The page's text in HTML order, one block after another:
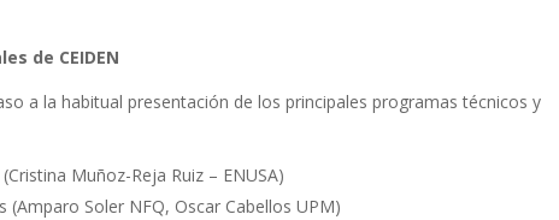
de CEIDEN
a la habitual presentación de los principales programas técnicos y
Muñoz-Reja Ruiz – ENUSA)
(Amparo Soler NFQ, Oscar Cabellos UPM)